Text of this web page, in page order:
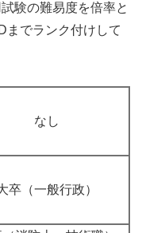
験の難易度を倍率と
までランク付けして
なし
卒（一般行政）